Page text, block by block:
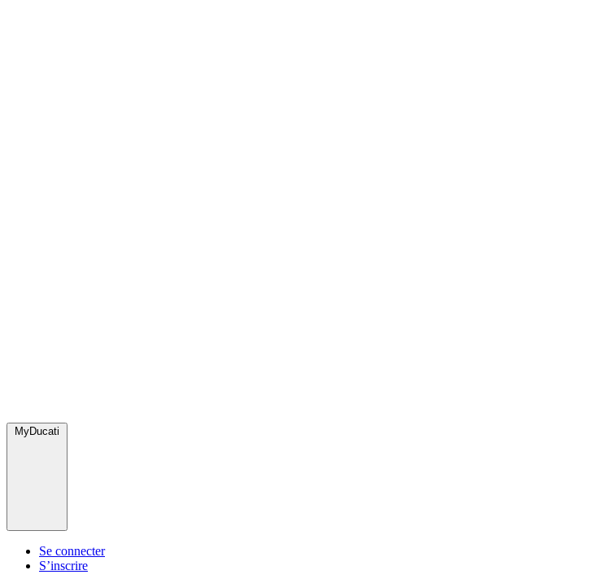
MyDucati
Se connecter
S’inscrire